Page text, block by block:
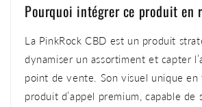
Pourquoi intégrer ce produit en
La PinkRock CBD est un produit
dynamiser un assortiment et capter
point de vente. Son visuel unique
produit d’appel premium, capable de